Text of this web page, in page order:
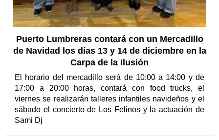
Puerto Lumbreras contará con un Mercadillo
de Navidad los días 13 y 14 de diciembre en la
Carpa de la Ilusión
El horario del mercadillo será de 10:00 a 14:00 y de
17:00 a 20:00 horas, contará con food trucks, el
viernes se realizarán talleres infantiles navideños y el
sábado el concierto de Los Felinos y la actuación de
Sami Dj